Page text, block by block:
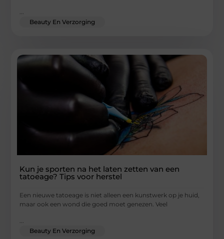
...
Beauty En Verzorging
Kun je sporten na het laten zetten van een
tatoeage? Tips voor herstel
Een nieuwe tatoeage is niet alleen een kunstwerk op je huid,
maar ook een wond die goed moet genezen. Veel
Beauty En Verzorging